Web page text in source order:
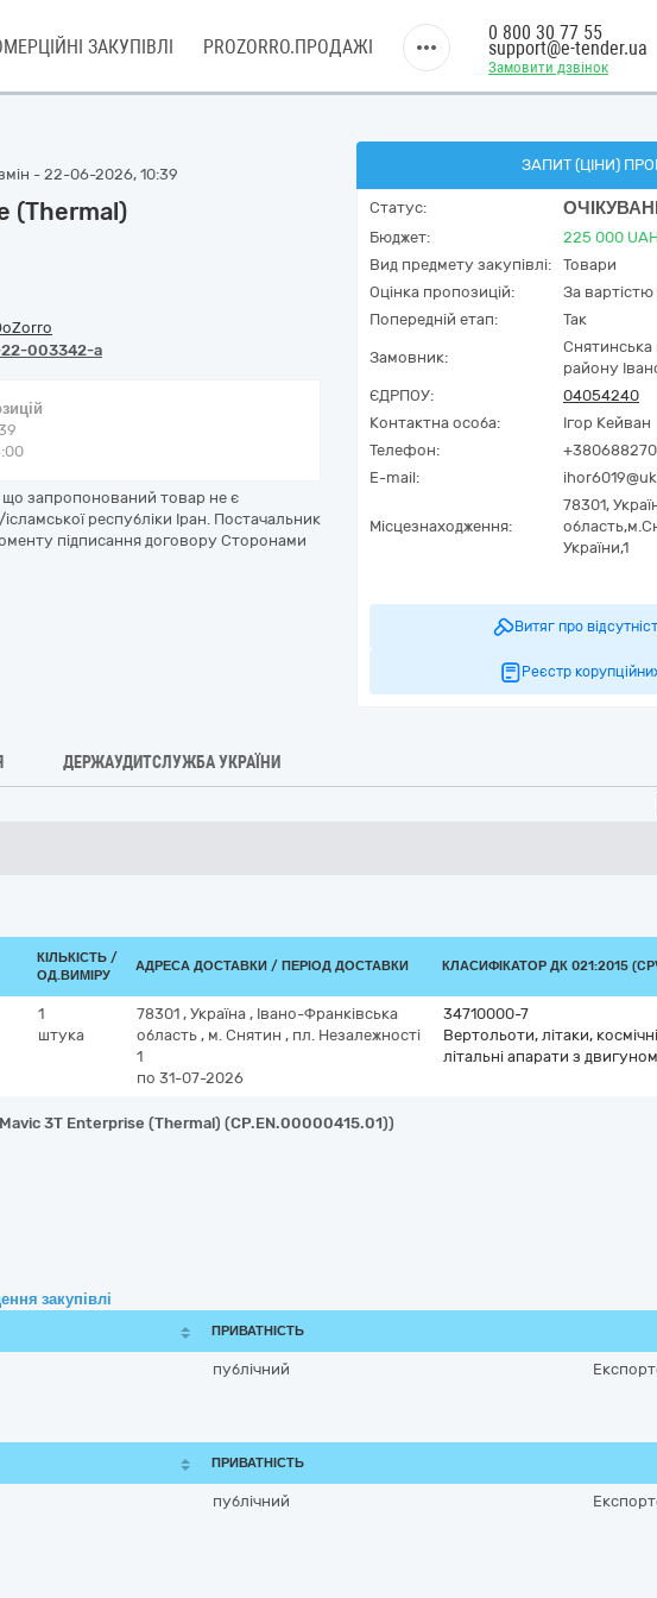
ЗАКУПІВЛІ PROZORRO.ПРОДАЖІ
Замовити дзвінок
0 800 30 77 55
support@e-tender.ua
- 22-06-2026, 10:39
(Thermal)
003342-a
що запропонований товар не є
республіки Іран. Постачальник
підписання договору Сторонами
ЗАПИТ (ЦІНИ)
Статус:
Бюджет: 225 000
Вид предмету закупівлі:
Товари
Оцінка пропозицій:
За
Попередній етап:
Так
Замовник:
Снятинська
району
ЄДРПОУ:
04054240
Контактна особа:
Ігор Кейван
Телефон:
E-mail:
Місцезнаходження:
78301,
область,
України,1
Витяг про
Реєстр
ДЕРЖАУДИТСЛУЖБА УКРАЇНИ
КІЛЬКІСТЬ /
ОД.ВИМІРУ
АДРЕСА ДОСТАВКИ / ПЕРІОД ДОСТАВКИ КЛАСИФІКАТОР ДК 021:2015
1
штука
78301 , Україна , Івано-Франківська
область , м. Снятин , пл. Незалежності
1
по 31-07-2026
34710000-7
Вертольоти, літаки,
літальні апарати з двигуном
3T Enterprise (Thermal) (CP.EN.00000415.01))
закупівлі
ПРИВАТНІСТЬ
публічний
ПРИВАТНІСТЬ
публічний